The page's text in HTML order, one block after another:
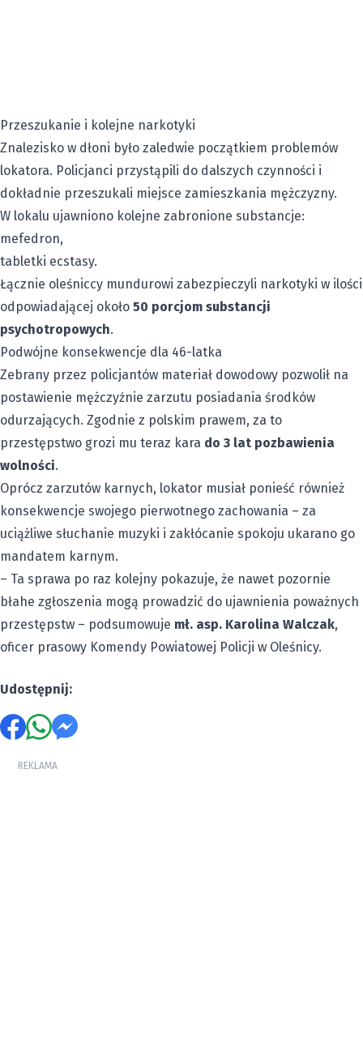
Przeszukanie i kolejne narkotyki
Znalezisko w dłoni było zaledwie początkiem problemów
lokatora. Policjanci przystąpili do dalszych czynności i
dokładnie przeszukali miejsce zamieszkania mężczyzny.
W lokalu ujawniono kolejne zabronione substancje:
mefedron,
tabletki ecstasy.
Łącznie oleśniccy mundurowi zabezpieczyli narkotyki w ilości
odpowiadającej około 50 porcjom substancji
psychotropowych.
Podwójne konsekwencje dla 46-latka
Zebrany przez policjantów materiał dowodowy pozwolił na
postawienie mężczyźnie zarzutu posiadania środków
odurzających. Zgodnie z polskim prawem, za to
przestępstwo grozi mu teraz kara do 3 lat pozbawienia
wolności.
Oprócz zarzutów karnych, lokator musiał ponieść również
konsekwencje swojego pierwotnego zachowania – za
uciążliwe słuchanie muzyki i zakłócanie spokoju ukarano go
mandatem karnym.
– Ta sprawa po raz kolejny pokazuje, że nawet pozornie
błahe zgłoszenia mogą prowadzić do ujawnienia poważnych
przestępstw – podsumowuje mł. asp. Karolina Walczak,
oficer prasowy Komendy Powiatowej Policji w Oleśnicy.
Udostępnij:
REKLAMA